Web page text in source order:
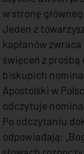
w stronę
Jeden z
kapłanów
święceń z
biskupich
Apostolski w
odczytuje
Po odczytaniu
odpowiadają: